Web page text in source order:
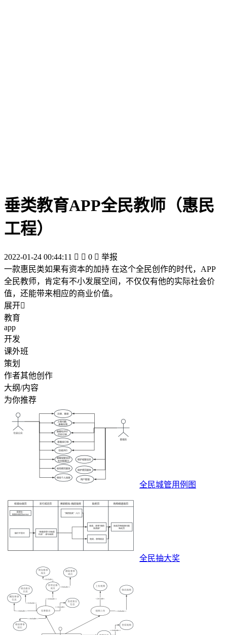
垂类教育APP全民教师（惠民
工程）
2022-01-24 00:44:11   0  举报
一款惠民类如果有资本的加持 在这个全民创作的时代，APP
全民教师，肯定有不小发展空间，不仅仅有他的实际社会价
值，还能带来相应的商业价值。
展开
教育
app
开发
课外班
策划
作者其他创作
大纲/内容
为你推荐
全民城管用例图
全民抽大奖